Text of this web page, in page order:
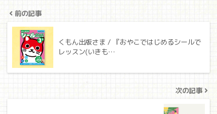
前の記事
くもん出版さま / 『おやこではじめるシールで
レッスン(いきも…
次の記事